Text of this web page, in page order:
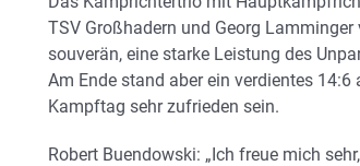
TSV Großhadern und Georg
souverän, eine starke Leistung des
Am Ende stand aber ein verdientes
Kampftag sehr zufrieden sein.
Robert Buendowski: „Ich freue mich